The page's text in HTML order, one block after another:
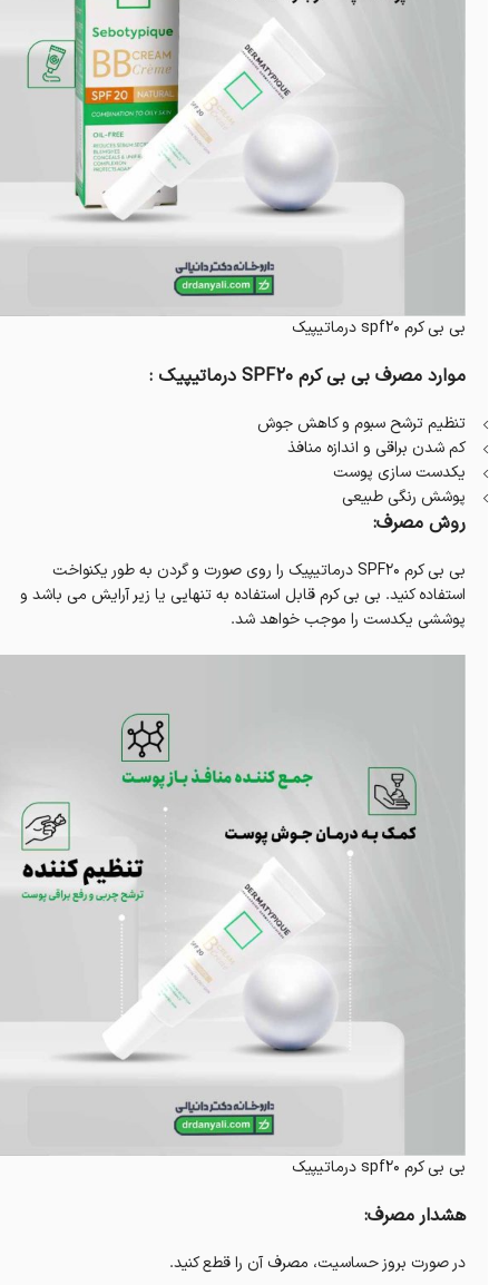
بی بی کرم spf20 درماتیپیک
موارد مصرف بی بی کرم SPF20 درماتیپیک :
تنظیم ترشح سبوم و کاهش جوش
کم شدن براقی و اندازه منافذ
یکدست سازی پوست
پوشش رنگی طبیعی
روش مصرف:
بی بی کرم SPF20 درماتیپیک را روی صورت و گردن به طور یکنواخت
استفاده کنید. بی بی کرم قابل استفاده به تنهایی یا زیر آرایش می باشد و
پوششی یکدست را موجب خواهد شد.
بی بی کرم spf20 درماتیپیک
هشدار مصرف:
در صورت بروز حساسیت، مصرف آن را قطع کنید.